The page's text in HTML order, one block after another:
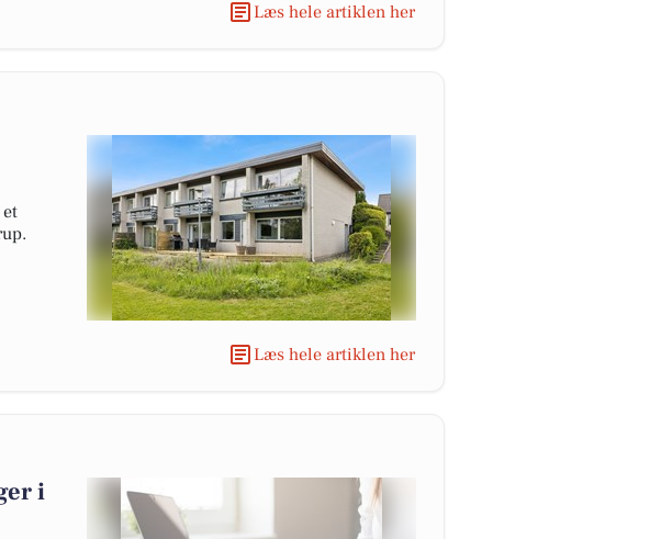
Læs hele artiklen her
Læs hele artiklen her
i